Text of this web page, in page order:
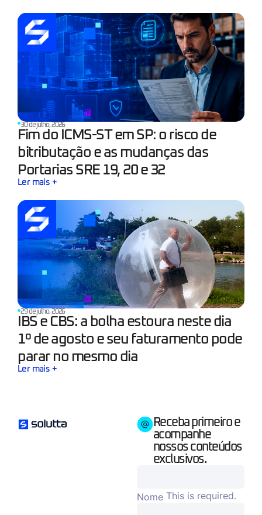
30 de julho, 2026
Fim do ICMS-ST em SP: o risco de
bitributação e as mudanças das
Portarias SRE 19, 20 e 32
Ler mais +
29 de julho, 2026
IBS e CBS: a bolha estoura neste dia
1º de agosto e seu faturamento pode
parar no mesmo dia
Ler mais +
Receba primeiro e
acompanhe
nossos conteúdos
exclusivos.
Nome This is required.